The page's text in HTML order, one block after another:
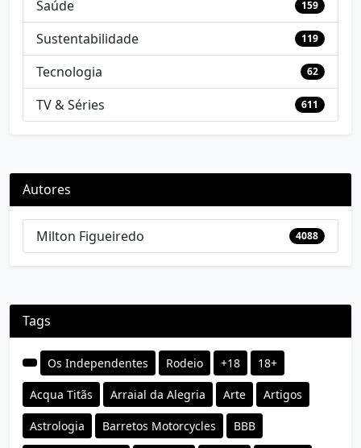
Saúde 159
Sustentabilidade 119
Tecnologia 62
TV & Séries 611
Autores
Milton Figueiredo 4088
Tags
Os Independentes Rodeio +18 18+
Acqua Titãs Arraial da Alegria Arte Artigos
Astrologia Barretos Motorcycles BBB